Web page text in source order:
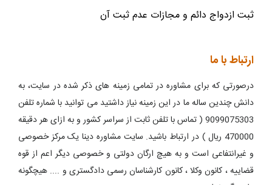
ثبت ازدواج دائم و مجازات عدم ثبت آن
ارتباط با ما
درصورتی که برای مشاوره در تمامی زمینه های ذکر شده در سایت، به
دانش چندین ساله ما در این زمینه نیاز داشتید می توانید با شماره تلفن
9099075303 ( تماس با تلفن ثابت از سراسر کشور و به ازای هر دقیقه
470000 ریال ) در ارتباط باشید. سایت مشاوره دینا یک مرکز خصوصی
و غیرانتفاعی است و به هیچ ارگان دولتی و خصوصی دیگر اعم از قوه
قضاییه ، کانون وکلا ، کانون کارشناسان رسمی دادگستری و .... هیچگونه